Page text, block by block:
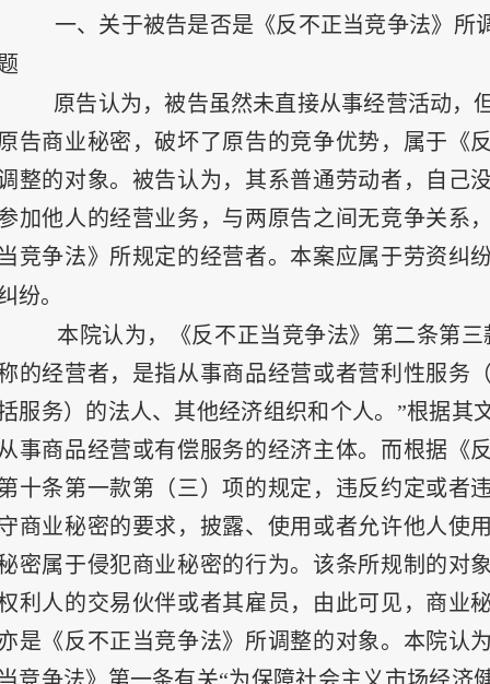
一、关于被告是否是《反不正当竞争法》所
原告认为，被告虽然未直接从事经营活动，
告商业秘密，破坏了原告的竞争优势，属于《
整的对象。被告认为，其系普通劳动者，自己
加他人的经营业务，与两原告之间无竞争关系
竞争法》所规定的经营者。本案应属于劳资纠
纷。
本院认为，《反不正当竞争法》第二条第
的经营者，是指从事商品经营或者营利性服务
服务）的法人、其他经济组织和个人。”根据其
事商品经营或有偿服务的经济主体。而根据《
十条第一款第（三）项的规定，违反约定或者
商业秘密的要求，披露、使用或者允许他人使
密属于侵犯商业秘密的行为。该条所规制的对
利人的交易伙伴或者其雇员，由此可见，商业
是《反不正当竞争法》所调整的对象。本院认